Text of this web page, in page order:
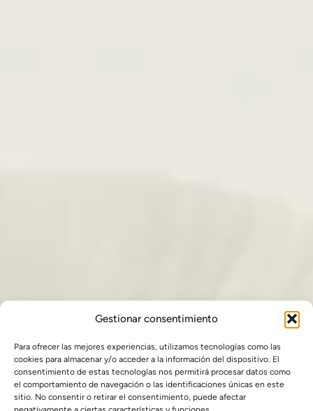
Gestionar consentimiento
Para ofrecer las mejores experiencias, utilizamos tecnologías como las
cookies para almacenar y/o acceder a la información del dispositivo. El
consentimiento de estas tecnologías nos permitirá procesar datos como
el comportamiento de navegación o las identificaciones únicas en este
sitio. No consentir o retirar el consentimiento, puede afectar